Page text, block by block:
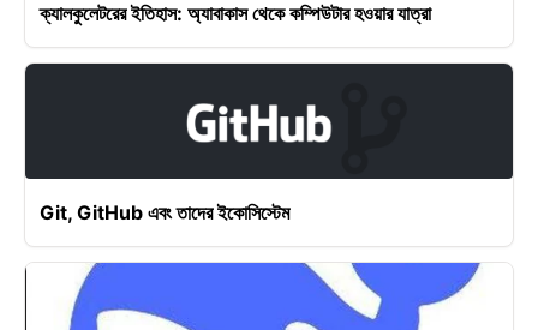
ক্যালকুলেটরের ইতিহাস: অ্যাবাকাস থেকে কম্পিউটার হওয়ার যাত্রা
Git, GitHub এবং তাদের ইকোসিস্টেম